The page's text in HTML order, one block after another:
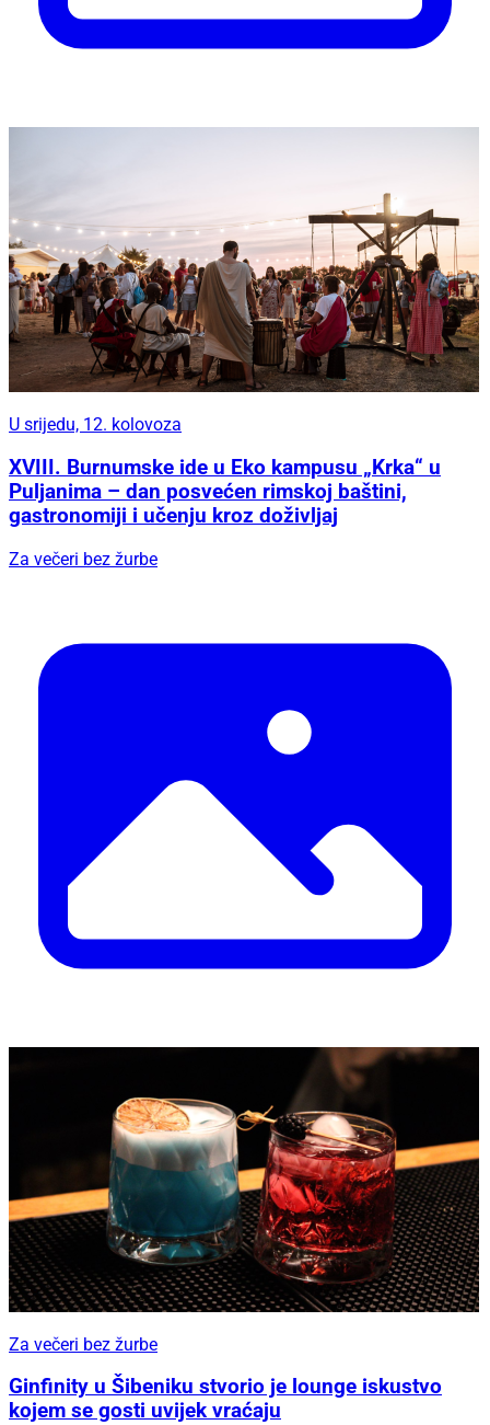
U srijedu, 12. kolovoza
XVIII. Burnumske ide u Eko kampusu „Krka“ u
Puljanima – dan posvećen rimskoj baštini,
gastronomiji i učenju kroz doživljaj
Za večeri bez žurbe
Za večeri bez žurbe
Ginfinity u Šibeniku stvorio je lounge iskustvo
kojem se gosti uvijek vraćaju